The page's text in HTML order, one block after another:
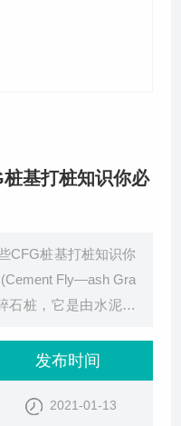
基打桩知识你必
CFG桩基打桩知识你
Fly—ash Gra
石桩，它是由水泥、
、褥垫层一起形成复
发布时间
2021-01-13